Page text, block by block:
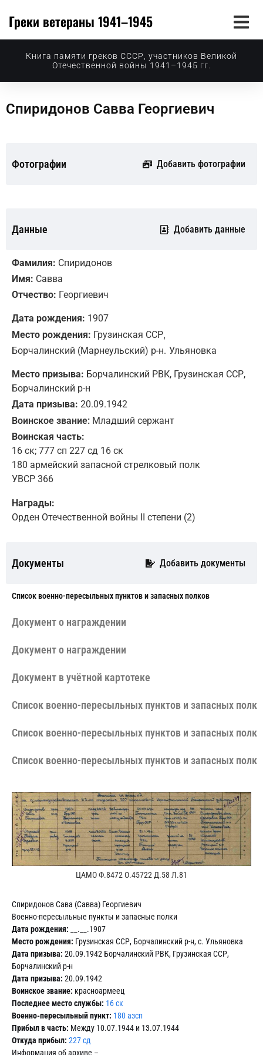
Греки ветераны 1941–1945
Книга памяти греков СССР, участников Великой
Отечественной войны 1941–1945 гг.
Спиридонов Савва Георгиевич
Фотографии Добавить фотографии
Данные Добавить данные
Фамилия: Спиридонов
Имя: Савва
Отчество: Георгиевич
Дата рождения: 1907
Место рождения: Грузинская ССР,
Борчалинский (Марнеульский) р-н. Ульяновка
Место призыва: Борчалинский РВК, Грузинская ССР,
Борчалинский р-н
Дата призыва: 20.09.1942
Воинское звание: Младший сержант
Воинская часть:
16 ск; 777 сп 227 сд 16 ск
180 армейский запасной стрелковый полк
УВСР 366
Награды:
Орден Отечественной войны II степени (2)
Документы Добавить документы
Cписок военно-пересыльных пунктов и запасных полков
Документ о награждении
Документ о награждении
Документ в учётной картотеке
Cписок военно-пересыльных пунктов и запасных
Cписок военно-пересыльных пунктов и запасных
Cписок военно-пересыльных пунктов и запасных
ЦАМО Ф.8472 О.45722 Д.58 Л.81
Спиридонов Сава (Савва) Георгиевич
Военно-пересыльные пункты и запасные полки
Дата рождения: __.__.1907
Место рождения: Грузинская ССР, Борчалинский р-н, с. Ульяновка
Дата призыва: 20.09.1942 Борчалинский РВК, Грузинская ССР,
Борчалинский р-н
Дата призыва: 20.09.1942
Воинское звание: красноармеец
Последнее место службы: 16 ск
Военно-пересыльный пункт: 180 азсп
Прибыл в часть: Между 10.07.1944 и 13.07.1944
Откуда прибыл: 227 сд
Информация об архиве –